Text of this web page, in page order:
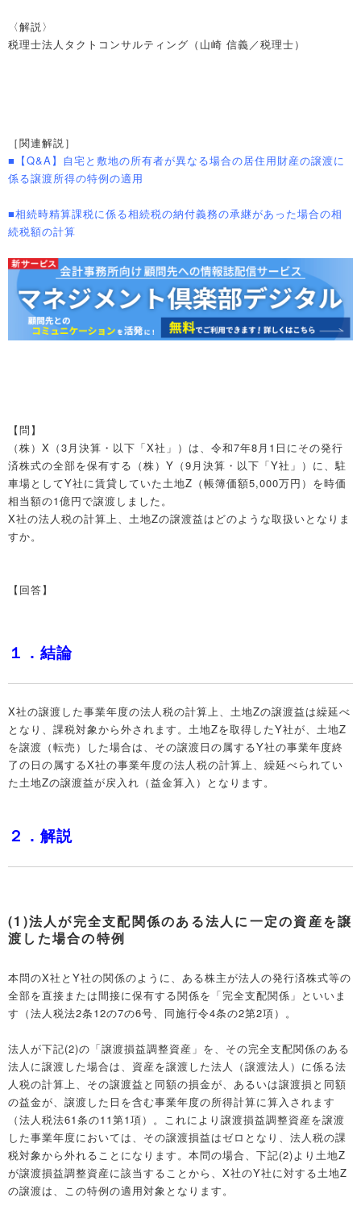
〈解説〉
税理士法人タクトコンサルティング（山崎 信義／税理士）
［関連解説］
■【Q&A】自宅と敷地の所有者が異なる場合の居住用財産の譲渡に
係る譲渡所得の特例の適用
■相続時精算課税に係る相続税の納付義務の承継があった場合の相
続税額の計算
【問】
（株）X（3月決算・以下「X社」）は、令和7年8月1日にその発行
済株式の全部を保有する（株）Y（9月決算・以下「Y社」）に、駐
車場としてY社に賃貸していた土地Z（帳簿価額5,000万円）を時価
相当額の1億円で譲渡しました。
X社の法人税の計算上、土地Zの譲渡益はどのような取扱いとなりま
すか。
【回答】
１．結論
X社の譲渡した事業年度の法人税の計算上、土地Zの譲渡益は繰延べ
となり、課税対象から外されます。土地Zを取得したY社が、土地Z
を譲渡（転売）した場合は、その譲渡日の属するY社の事業年度終
了の日の属するX社の事業年度の法人税の計算上、繰延べられてい
た土地Zの譲渡益が戻入れ（益金算入）となります。
２．解説
(1)法人が完全支配関係のある法人に一定の資産を譲
渡した場合の特例
本問のX社とY社の関係のように、ある株主が法人の発行済株式等の
全部を直接または間接に保有する関係を「完全支配関係」といいま
す（法人税法2条12の7の6号、同施行令4条の2第2項）。
法人が下記(2)の「譲渡損益調整資産」を、その完全支配関係のある
法人に譲渡した場合は、資産を譲渡した法人（譲渡法人）に係る法
人税の計算上、その譲渡益と同額の損金が、あるいは譲渡損と同額
の益金が、譲渡した日を含む事業年度の所得計算に算入されます
（法人税法61条の11第1項）。これにより譲渡損益調整資産を譲渡
した事業年度においては、その譲渡損益はゼロとなり、法人税の課
税対象から外れることになります。本問の場合、下記(2)より土地Z
が譲渡損益調整資産に該当することから、X社のY社に対する土地Z
の譲渡は、この特例の適用対象となります。